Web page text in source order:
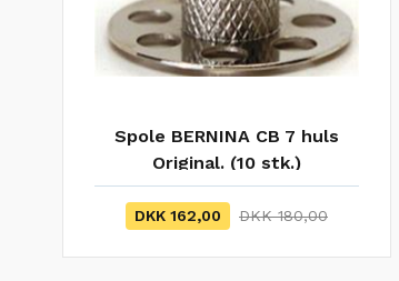
Spole BERNINA CB 7 huls
Original. (10 stk.)
DKK 162,00 DKK 180,00